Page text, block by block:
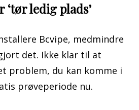
ledig plads’
Bcvipe, medmindre
det. Ikke klar til at
problem, du kan komme i
prøveperiode nu.